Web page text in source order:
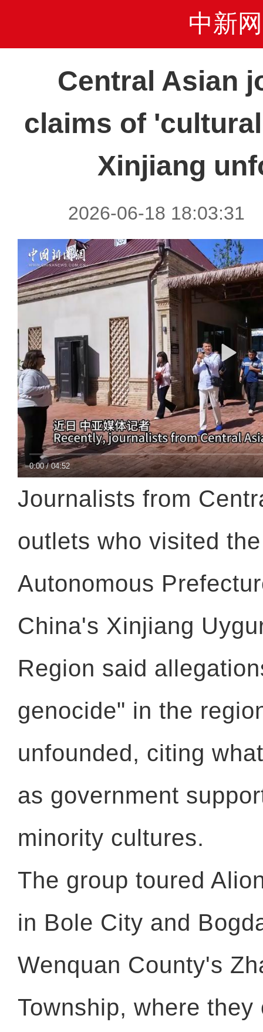
中新网
Central Asian
claims of
Xinjiang
2026-06-18 18:03:31
0:00/04:52
Journalists from
outlets who visited
Autonomous
China's Xinjiang
Region said
genocide" in the
unfounded, citing
as government
minority cultures.
The group toured
in Bole City and
Wenquan County's
Township, where they